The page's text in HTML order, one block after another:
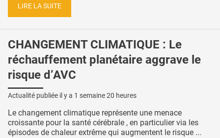
LIRE LA SUITE
CHANGEMENT CLIMATIQUE : Le
réchauffement planétaire aggrave le
risque d’AVC
Actualité publiée il y a 1 semaine 20 heures
Le changement climatique représente une menace
croissante pour la santé cérébrale , en particulier via les
épisodes de chaleur extrême qui augmentent le risque ...